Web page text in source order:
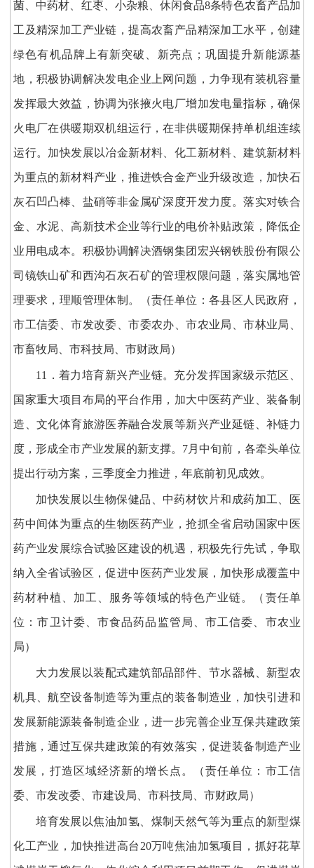
菌、中药材、红枣、小杂粮、休闲食品8条特色农畜产品加
工及精深加工产业链，提高农畜产品精深加工水平，创建
绿色有机品牌上有新突破、新亮点；巩固提升新能源基
地，积极协调解决发电企业上网问题，力争现有装机容量
发挥最大效益，协调为张掖火电厂增加发电量指标，确保
火电厂在供暖期双机组运行，在非供暖期保持单机组连续
运行。加快发展以冶金新材料、化工新材料、建筑新材料
为重点的新材料产业，推进铁合金产业升级改造，加快石
灰石凹凸棒、盐硝等非金属矿深度开发力度。落实对铁合
金、水泥、高新技术企业等行业的电价补贴政策，降低企
业用电成本。积极协调解决酒钢集团宏兴钢铁股份有限公
司镜铁山矿和西沟石灰石矿的管理权限问题，落实属地管
理要求，理顺管理体制。（责任单位：各县区人民政府，
市工信委、市发改委、市委农办、市农业局、市林业局、
市畜牧局、市科技局、市财政局）
11．着力培育新兴产业链。充分发挥国家级示范区、
国家重大项目布局的平台作用，加大中医药产业、装备制
造、文化体育旅游医养融合发展等新兴产业延链、补链力
度，形成全市产业发展的新支撑。7月中旬前，各牵头单位
提出行动方案，三季度全力推进，年底前初见成效。
加快发展以生物保健品、中药材饮片和成药加工、医
药中间体为重点的生物医药产业，抢抓全省启动国家中医
药产业发展综合试验区建设的机遇，积极先行先试，争取
纳入全省试验区，促进中医药产业发展，加快形成覆盖中
药材种植、加工、服务等领域的特色产业链。（责任单
位：市卫计委、市食品药品监管局、市工信委、市农业
局）
大力发展以装配式建筑部品部件、节水器械、新型农
机具、航空设备制造等为重点的装备制造业，加快引进和
发展新能源装备制造企业，进一步完善企业互保共建政策
措施，通过互保共建政策的有效落实，促进装备制造产业
发展，打造区域经济新的增长点。（责任单位：市工信
委、市发改委、市建设局、市科技局、市财政局）
培育发展以焦油加氢、煤制天然气等为重点的新型煤
化工产业，加快推进高台20万吨焦油加氢项目，抓好花草